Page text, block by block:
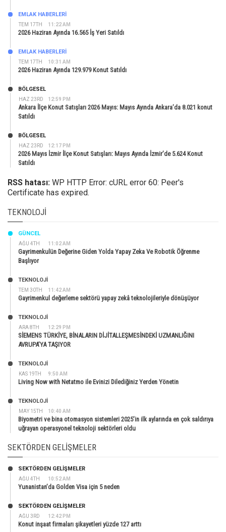
TEM 17TH 11:22 AM
EMLAK HABERLERI
2026 Haziran Ayında 16.565 İş Yeri Satıldı
TEM 17TH 10:31 AM
EMLAK HABERLERI
2026 Haziran Ayında 129.979 Konut Satıldı
HAZ 23RD 12:59 PM
BÖLGESEL
Ankara İlçe Konut Satışları 2026 Mayıs: Mayıs Ayında Ankara’da 8.021 konut
Satıldı
HAZ 23RD 12:17 PM
BÖLGESEL
2026 Mayıs İzmir İlçe Konut Satışları: Mayıs Ayında İzmir’de 5.624 Konut
Satıldı
RSS hatası: WP HTTP Error: cURL error 60: Peer's
Certificate has expired.
TEKNOLOJI
AĞU 4TH 11:02 AM
GÜNCEL
Gayrimenkulün Değerine Giden Yolda Yapay Zeka Ve Robotik Öğrenme
Başlıyor
TEM 30TH 11:42 AM
TEKNOLOJİ
Gayrimenkul değerleme sektörü yapay zekâ teknolojileriyle dönüşüyor
ARA 8TH 12:29 PM
TEKNOLOJİ
SİEMENS TÜRKİYE, BİNALARIN DİJİTALLEŞMESİNDEKİ UZMANLIĞINI
AVRUPA’YA TAŞIYOR
KAS 19TH 9:50 AM
TEKNOLOJİ
Living Now with Netatmo ile Evinizi Dilediğiniz Yerden Yönetin
MAY 15TH 10:40 AM
TEKNOLOJİ
Biyometri ve bina otomasyon sistemleri 2025’in ilk aylarında en çok saldırıya
uğrayan operasyonel teknoloji sektörleri oldu
SEKTÖRDEN GELIŞMELER
AĞU 4TH 10:52 AM
SEKTÖRDEN GELIŞMELER
Yunanistan’da Golden Visa için 5 neden
AĞU 3RD 12:42 PM
SEKTÖRDEN GELIŞMELER
Konut inşaat firmaları şikayetleri yüzde 127 arttı